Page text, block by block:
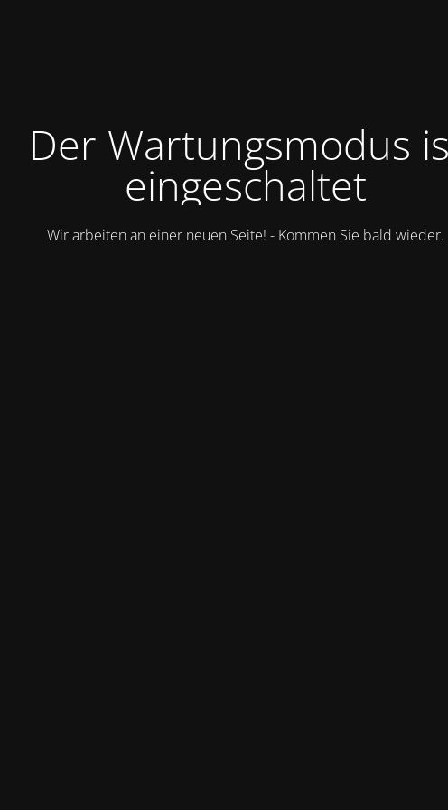
Der Wartungsmodus
eingeschaltet
Wir arbeiten an einer neuen Seite! - Kommen Sie bald wieder.